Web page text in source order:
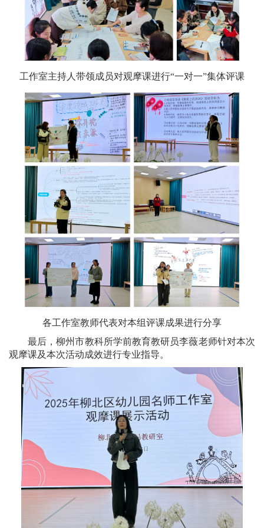
工作室主持人带领成员对观摩课进行“一对一”集体评课
各工作室教师代表对本组评课成果进行分享
最后，柳州市教科所学前教育教研员李薇老师针对本次
观摩课及本次活动成效进行专业指导。